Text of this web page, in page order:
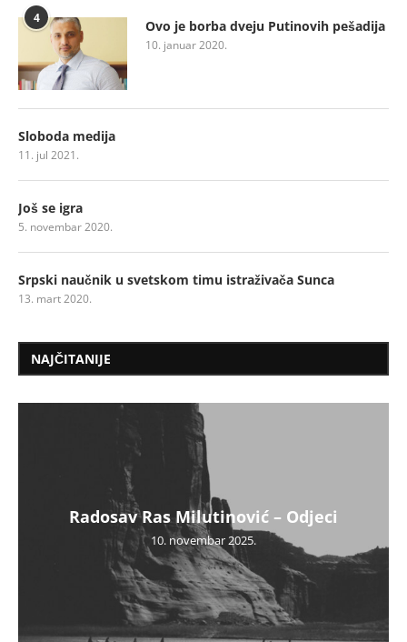
4 Ovo je borba dveju Putinovih pešadija
10. januar 2020.
Sloboda medija
11. jul 2021.
Još se igra
5. novembar 2020.
Srpski naučnik u svetskom timu istraživača Sunca
13. mart 2020.
NAJČITANIJE
Radosav Ras Milutinović – Odjeci
10. novembar 2025.